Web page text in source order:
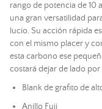
rango de potencia de 10
una gran versatilidad
lucio. Su acción rápida
con el mismo placer y
esta carbono ese
costará dejar de lado por
Blank de grafito de
Anillo Fuji